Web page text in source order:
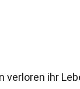
verloren ihr